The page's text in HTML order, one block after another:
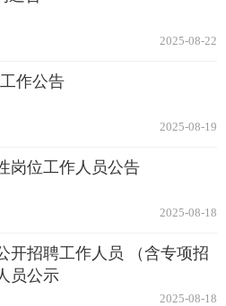
2025-08-22
作公告
2025-08-19
岗位工作人员公告
2025-08-18
开招聘工作人员 （含专项招
员公示
2025-08-18